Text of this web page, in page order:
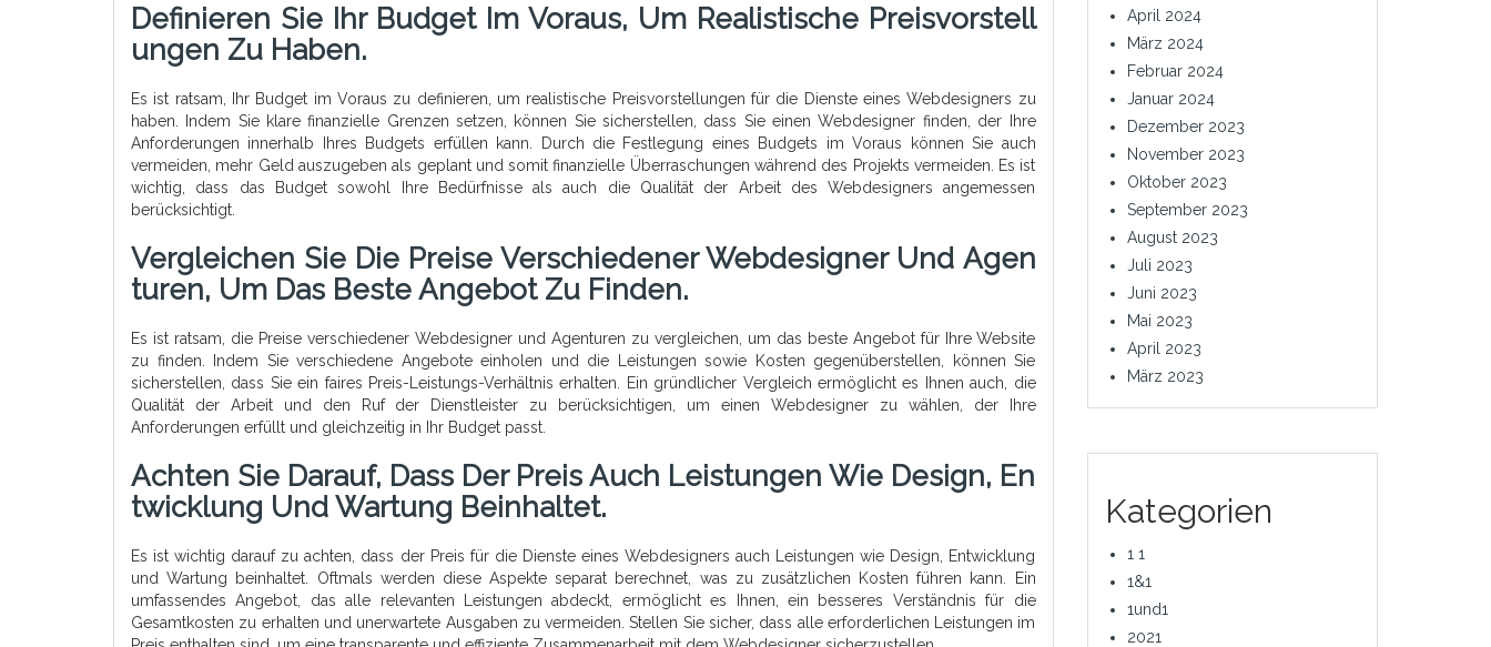
Definieren Sie Ihr Budget Im Voraus, Um Realistische Preisvorstell
Ungen Zu Haben.
Es ist ratsam, Ihr Budget im Voraus zu definieren, um realistische Preisvorstellungen für die Dienste eines Webdesigners zu
haben. Indem Sie klare finanzielle Grenzen setzen, können Sie sicherstellen, dass Sie einen Webdesigner finden, der Ihre
Anforderungen innerhalb Ihres Budgets erfüllen kann. Durch die Festlegung eines Budgets im Voraus können Sie auch
vermeiden, mehr Geld auszugeben als geplant und somit finanzielle Überraschungen während des Projekts vermeiden. Es ist
wichtig, dass das Budget sowohl Ihre Bedürfnisse als auch die Qualität der Arbeit des Webdesigners angemessen
berücksichtigt.
Vergleichen Sie Die Preise Verschiedener Webdesigner Und Agen
Turen, Um Das Beste Angebot Zu Finden.
Es ist ratsam, die Preise verschiedener Webdesigner und Agenturen zu vergleichen, um das beste Angebot für Ihre Website
zu finden. Indem Sie verschiedene Angebote einholen und die Leistungen sowie Kosten gegenüberstellen, können Sie
sicherstellen, dass Sie ein faires Preis-Leistungs-Verhältnis erhalten. Ein gründlicher Vergleich ermöglicht es Ihnen auch, die
Qualität der Arbeit und den Ruf der Dienstleister zu berücksichtigen, um einen Webdesigner zu wählen, der Ihre
Anforderungen erfüllt und gleichzeitig in Ihr Budget passt.
Achten Sie Darauf, Dass Der Preis Auch Leistungen Wie Design, En
Twicklung Und Wartung Beinhaltet.
Es ist wichtig darauf zu achten, dass der Preis für die Dienste eines Webdesigners auch Leistungen wie Design, Entwicklung
und Wartung beinhaltet. Oftmals werden diese Aspekte separat berechnet, was zu zusätzlichen Kosten führen kann. Ein
umfassendes Angebot, das alle relevanten Leistungen abdeckt, ermöglicht es Ihnen, ein besseres Verständnis für die
Gesamtkosten zu erhalten und unerwartete Ausgaben zu vermeiden. Stellen Sie sicher, dass alle erforderlichen Leistungen im
April 2024
März 2024
Februar 2024
Januar 2024
Dezember 2023
November 2023
Oktober 2023
September 2023
August 2023
Juli 2023
Juni 2023
Mai 2023
April 2023
März 2023
Kategorien
1 1
1&1
1und1
2021